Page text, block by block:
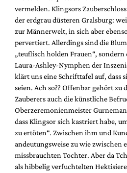
vermelden. Klingsors
der erdgrau düsteren Gralsburg:
zur Männerwelt, in sich aber
pervertiert. Allerdings sind die
„teuflisch holden Frauen“,
Laura-Ashley-Nymphen der
klärt uns eine Schrifttafel auf, dass
seien. Ach so?? Offenbar gehört zu
Zauberers auch die künstliche
Oberzeremonienmeister
dass Klingsor sich kastriert habe,
zu ertöten“. Zwischen ihm und
andeutungsweise zu wie zwischen
missbrauchten Tochter. Aber da
als hibbelig verfuchtelten